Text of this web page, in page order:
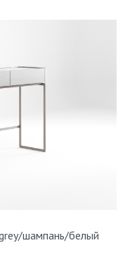
шампань/белый